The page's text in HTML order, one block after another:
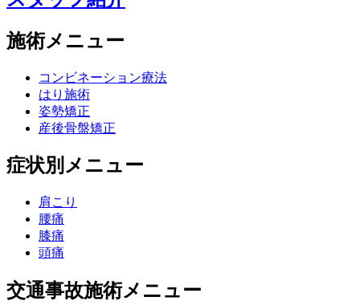
施術メニュー
コンビネーション療法
はり施術
姿勢矯正
産後骨盤矯正
症状別メニュー
肩こり
腰痛
膝痛
頭痛
交通事故施術メニュー